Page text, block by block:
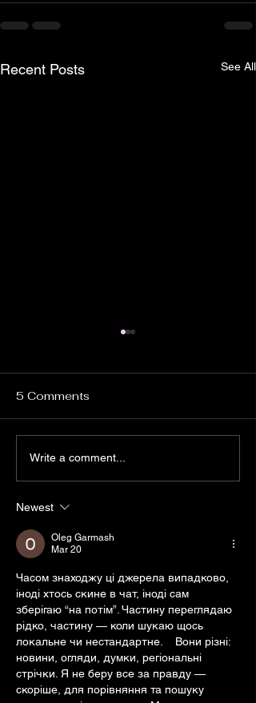
Recent Posts See All
Google Opal vs. Zapier
vs. N8N: A
Comparison
5 Comments
Write a comment...
Newest
Oleg Garmash
Mar 20
Часом знаходжу ці джерела випадково,
іноді хтось скине в чат, іноді сам
зберігаю “на потім”. Частину переглядаю
рідко, частину — коли шукаю щось
локальне чи нестандартне.    Вони різні:
новини, огляди, думки, регіональні
стрічки. Я не беру все за правду —
скоріше, для порівняння та пошуку